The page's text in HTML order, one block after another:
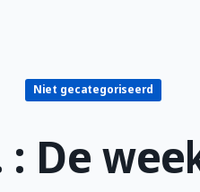
Niet gecategoriseerd
: De